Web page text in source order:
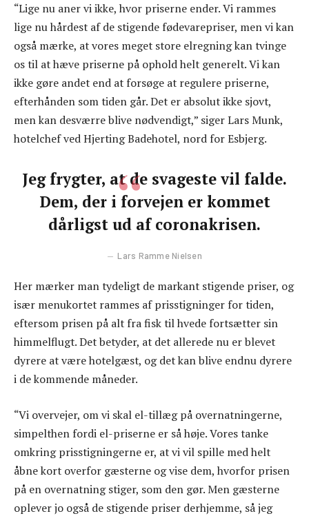
“Lige nu aner vi ikke, hvor priserne ender. Vi rammes
lige nu hårdest af de stigende fødevarepriser, men vi kan
også mærke, at vores meget store elregning kan tvinge
os til at hæve priserne på ophold helt generelt. Vi kan
ikke gøre andet end at forsøge at regulere priserne,
efterhånden som tiden går. Det er absolut ikke sjovt,
men kan desværre blive nødvendigt,” siger Lars Munk,
hotelchef ved Hjerting Badehotel, nord for Esbjerg.
Jeg frygter, at de svageste vil falde.
Dem, der i forvejen er kommet
dårligst ud af coronakrisen.
Lars Ramme Nielsen
Her mærker man tydeligt de markant stigende priser, og
især menukortet rammes af prisstigninger for tiden,
eftersom prisen på alt fra fisk til hvede fortsætter sin
himmelflugt. Det betyder, at det allerede nu er blevet
dyrere at være hotelgæst, og det kan blive endnu dyrere
i de kommende måneder.
“Vi overvejer, om vi skal el-tillæg på overnatningerne,
simpelthen fordi el-priserne er så høje. Vores tanke
omkring prisstigningerne er, at vi vil spille med helt
åbne kort overfor gæsterne og vise dem, hvorfor prisen
på en overnatning stiger, som den gør. Men gæsterne
oplever jo også de stigende priser derhjemme, så jeg